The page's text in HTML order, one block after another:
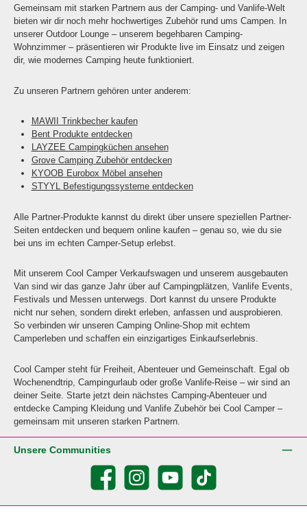
Gemeinsam mit starken Partnern aus der Camping- und Vanlife-Welt
bieten wir dir noch mehr hochwertiges Zubehör rund ums Campen. In
unserer Outdoor Lounge – unserem begehbaren Camping-
Wohnzimmer – präsentieren wir Produkte live im Einsatz und zeigen
dir, wie modernes Camping heute funktioniert.
Zu unseren Partnern gehören unter anderem:
MAWII Trinkbecher kaufen
Bent Produkte entdecken
LAYZEE Campingküchen ansehen
Grove Camping Zubehör entdecken
KYOOB Eurobox Möbel ansehen
STYYL Befestigungssysteme entdecken
Alle Partner-Produkte kannst du direkt über unsere speziellen Partner-
Seiten entdecken und bequem online kaufen – genau so, wie du sie
bei uns im echten Camper-Setup erlebst.
Mit unserem Cool Camper Verkaufswagen und unserem ausgebauten
Van sind wir das ganze Jahr über auf Campingplätzen, Vanlife Events,
Festivals und Messen unterwegs. Dort kannst du unsere Produkte
nicht nur sehen, sondern direkt erleben, anfassen und ausprobieren.
So verbinden wir unseren Camping Online-Shop mit echtem
Camperleben und schaffen ein einzigartiges Einkaufserlebnis.
Cool Camper steht für Freiheit, Abenteuer und Gemeinschaft. Egal ob
Wochenendtrip, Campingurlaub oder große Vanlife-Reise – wir sind an
deiner Seite. Starte jetzt dein nächstes Camping-Abenteuer und
entdecke Camping Kleidung und Vanlife Zubehör bei Cool Camper –
gemeinsam mit unseren starken Partnern.
Unsere Communities
Facebook Instagram YouTube TikTok